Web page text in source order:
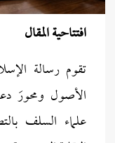
افتتاحية المقال
تقوم رسالة
الأصول ومحورَ
علماء السلف